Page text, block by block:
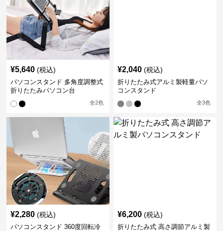
¥5,640 (税込)
パソコンスタンド 多角度調整式
折りたたみパソコン台
全2色
¥2,040 (税込)
折りたたみ式アルミ製軽量パソ
コンスタンド
全3色
¥2,280 (税込)
パソコンスタンド 360度回転冷
¥6,200 (税込)
折りたたみ式 高さ調節アルミ製